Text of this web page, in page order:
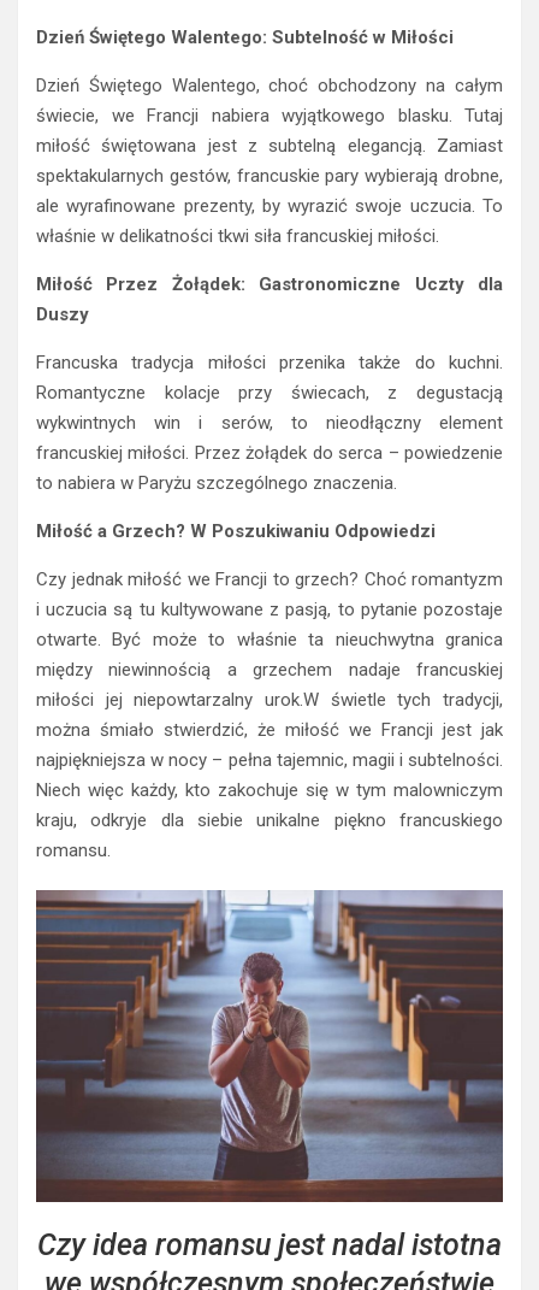
Dzień Świętego Walentego: Subtelność w Miłości
Dzień Świętego Walentego, choć obchodzony na całym
świecie, we Francji nabiera wyjątkowego blasku. Tutaj
miłość świętowana jest z subtelną elegancją. Zamiast
spektakularnych gestów, francuskie pary wybierają drobne,
ale wyrafinowane prezenty, by wyrazić swoje uczucia. To
właśnie w delikatności tkwi siła francuskiej miłości.
Miłość Przez Żołądek: Gastronomiczne Uczty dla
Duszy
Francuska tradycja miłości przenika także do kuchni.
Romantyczne kolacje przy świecach, z degustacją
wykwintnych win i serów, to nieodłączny element
francuskiej miłości. Przez żołądek do serca – powiedzenie
to nabiera w Paryżu szczególnego znaczenia.
Miłość a Grzech? W Poszukiwaniu Odpowiedzi
Czy jednak miłość we Francji to grzech? Choć romantyzm
i uczucia są tu kultywowane z pasją, to pytanie pozostaje
otwarte. Być może to właśnie ta nieuchwytna granica
między niewinnością a grzechem nadaje francuskiej
miłości jej niepowtarzalny urok.W świetle tych tradycji,
można śmiało stwierdzić, że miłość we Francji jest jak
najpiękniejsza w nocy – pełna tajemnic, magii i subtelności.
Niech więc każdy, kto zakochuje się w tym malowniczym
kraju, odkryje dla siebie unikalne piękno francuskiego
romansu.
Czy idea romansu jest nadal istotna